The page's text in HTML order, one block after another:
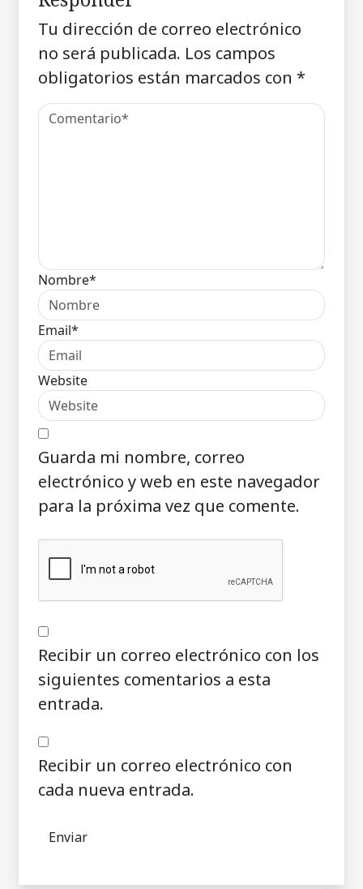
Tu dirección de correo electrónico
no será publicada. Los campos
obligatorios están marcados con *
Nombre*
Email*
Website
Guarda mi nombre, correo
electrónico y web en este navegador
para la próxima vez que comente.
Recibir un correo electrónico con los
siguientes comentarios a esta
entrada.
Recibir un correo electrónico con
cada nueva entrada.